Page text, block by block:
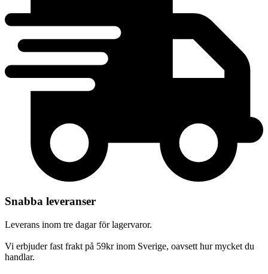
Snabba leveranser
Leverans inom tre dagar för lagervaror.
Vi erbjuder fast frakt på 59kr inom Sverige, oavsett hur mycket du
handlar.